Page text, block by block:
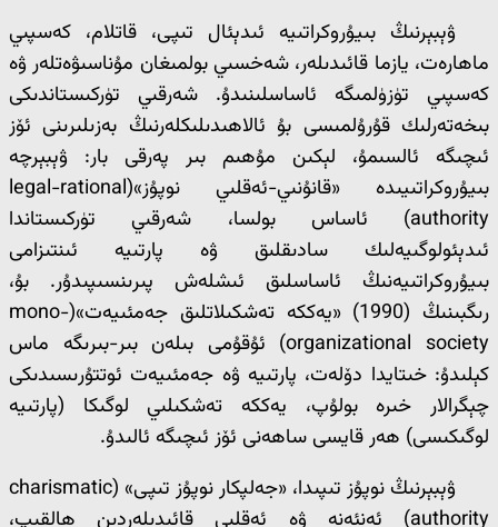
ۋېبېرنىڭ بىيۇروكراتىيە ئىدېئال تىپى، قاتلام، كەسپىي
ماھارەت، يازما قائىدىلەر، شەخسىي بولمىغان مۇناسىۋەتلەر ۋە
كەسپىي تۈزۈلمىگە ئاساسلىنىدۇ. شەرقىي تۈركىستاندىكى
بىخەتەرلىك قۇرۇلمىسى بۇ ئالاھىدىلىكلەرنىڭ بەزىلىرىنى ئۆز
ئىچىگە ئالسىمۇ، لېكىن مۇھىم بىر پەرقى بار: ۋېبېرچە
بىيۇروكراتىيىدە «قانۇنىي-ئەقلىي نوپۇز»(legal-rational
authority) ئاساس بولسا، شەرقىي تۈركىستاندا
ئىدېئولوگىيەلىك سادىقلىق ۋە پارتىيە ئىنتىزامى
بىيۇروكراتىيەنىڭ ئاساسلىق ئىشلەش پىرىنسىپىدۇر. بۇ،
رىگبىنىڭ (1990) «يەككە تەشكىلاتلىق جەمئىيەت»(mono-
organizational society) ئۇقۇمى بىلەن بىر-بىرىگە ماس
كېلىدۇ: خىتايدا دۆلەت، پارتىيە ۋە جەمئىيەت ئوتتۇرىسىدىكى
چېگرالار خىرە بولۇپ، يەككە تەشكىلىي لوگىكا (پارتىيە
لوگىكىسى) ھەر قايسى ساھەنى ئۆز ئىچىگە ئالىدۇ.
ۋېبېرنىڭ نوپۇز تىپىدا، «جەلپكار نوپۇز تىپى» (charismatic
authority) ئەنئەنە ۋە ئەقلىي قائىدىلەردىن ھالقىپ،